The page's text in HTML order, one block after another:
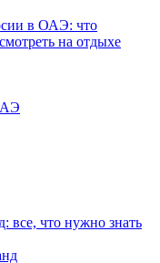
в ОАЭ: что
на отдыхе
все, что нужно знать